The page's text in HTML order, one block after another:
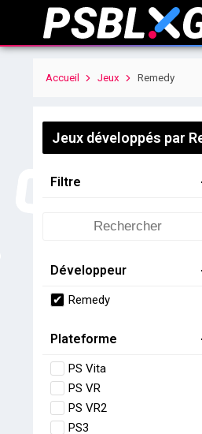
Accueil Jeux Remedy
Jeux développés par
Filtre
Développeur
Remedy
Plateforme
PS Vita
PS VR
PS VR2
PS3